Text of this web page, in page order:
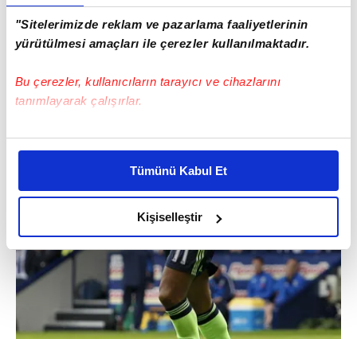
"Sitelerimizde reklam ve pazarlama faaliyetlerinin
yürütülmesi amaçları ile çerezler kullanılmaktadır.
Bu çerezler, kullanıcıların tarayıcı ve cihazlarını
tanımlayarak çalışırlar.
Bu çerezlere izin vermeniz halinde sizlere özel
daha iyi reklam deneyimi yaşatabiliriz. Bunu yaparken
amacımızın size daha iyi bir reklam deneyimi sunmak
olduğunu ve sizlere en iyi içerikleri sunabilmek adına
elimizden gelen çabayı gösterdiğimizi ve bu noktada,
reklamların maliyetlerimizi karşılamak noktasında tek gelir
kalemimiz olduğunu sizlere hatırlatmak isteriz.
Her halükârda, kullanıcılar, bu çerezlere izin vermedikleri
takdirde, kullanıcılara hedefli reklamlar
Tümünü Kabul Et
Kişiselleştir